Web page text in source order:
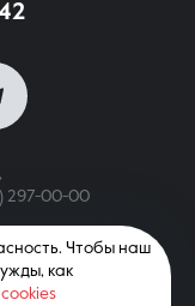
297-00-00
носит только
офертой,
Чтобы наш
как